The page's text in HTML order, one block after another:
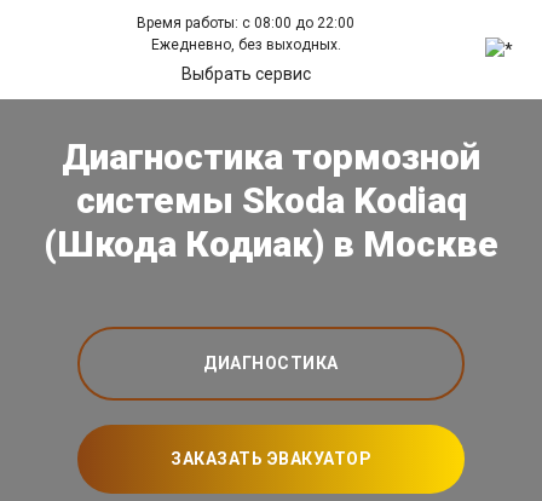
Время работы: с 08:00 до 22:00
Ежедневно, без выходных.
Выбрать сервис
Диагностика тормозной
системы Skoda Kodiaq
(Шкода Кодиак) в Москве
ДИАГНОСТИКА
ЗАКАЗАТЬ ЭВАКУАТОР